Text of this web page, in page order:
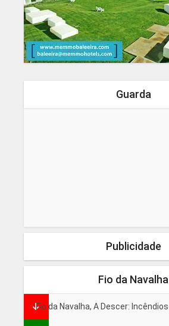
Guarda
Publicidade
Fio da Navalha
Fio da Navalha, A Descer: Incêndios